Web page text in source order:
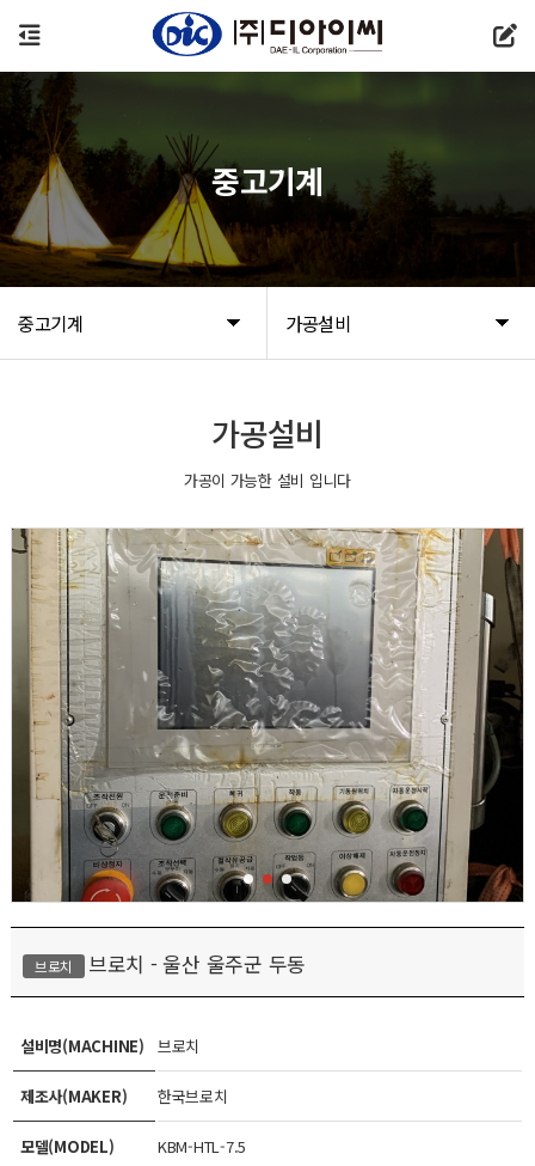
중고기계 가공설비
중고기계
가공설비
가공이 가능한 설비 입니다
브로치 브로치 - 울산 울주군 두동
설비명(MACHINE) 브로치
제조사(MAKER) 한국브로치
모델(MODEL) KBM-HTL-7.5